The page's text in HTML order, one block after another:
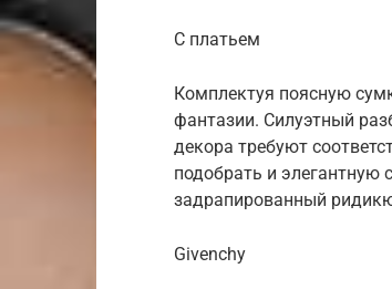
С платьем
Комплектуя поясную
фантазии. Силуэтный
декора требуют
подобрать и элегантную
задрапированный
Givenchy